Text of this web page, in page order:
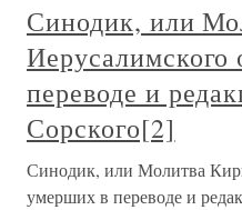
Синодик, или
переводе и
Сорского[2]
Синодик, или Молитва
умерших в переводе и